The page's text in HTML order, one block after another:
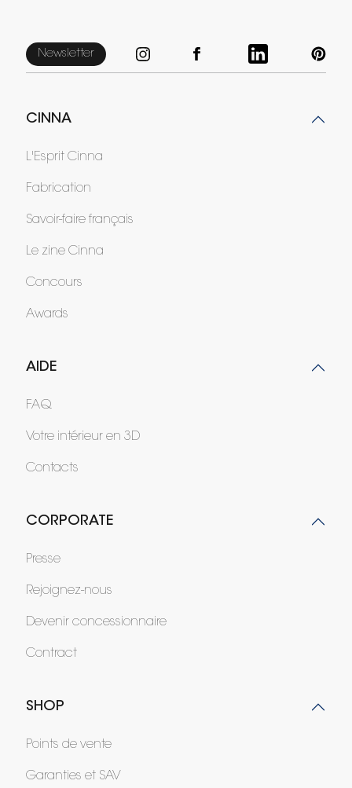
Newsletter
CINNA
L'Esprit Cinna
Fabrication
Savoir-faire français
Le zine Cinna
Concours
Awards
AIDE
FAQ
Votre intérieur en 3D
Contacts
CORPORATE
Presse
Rejoignez-nous
Devenir concessionnaire
Contract
SHOP
Points de vente
Garanties et SAV